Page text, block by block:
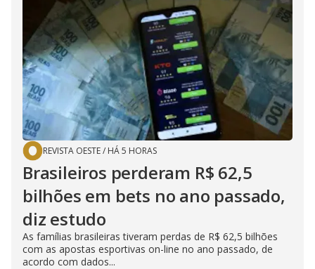
REVISTA OESTE/ HÁ 5 HORAS
Brasileiros perderam R$ 62,5
bilhões em bets no ano passado,
diz estudo
As famílias brasileiras tiveram perdas de R$ 62,5 bilhões
com as apostas esportivas on-line no ano passado, de
acordo com dados...